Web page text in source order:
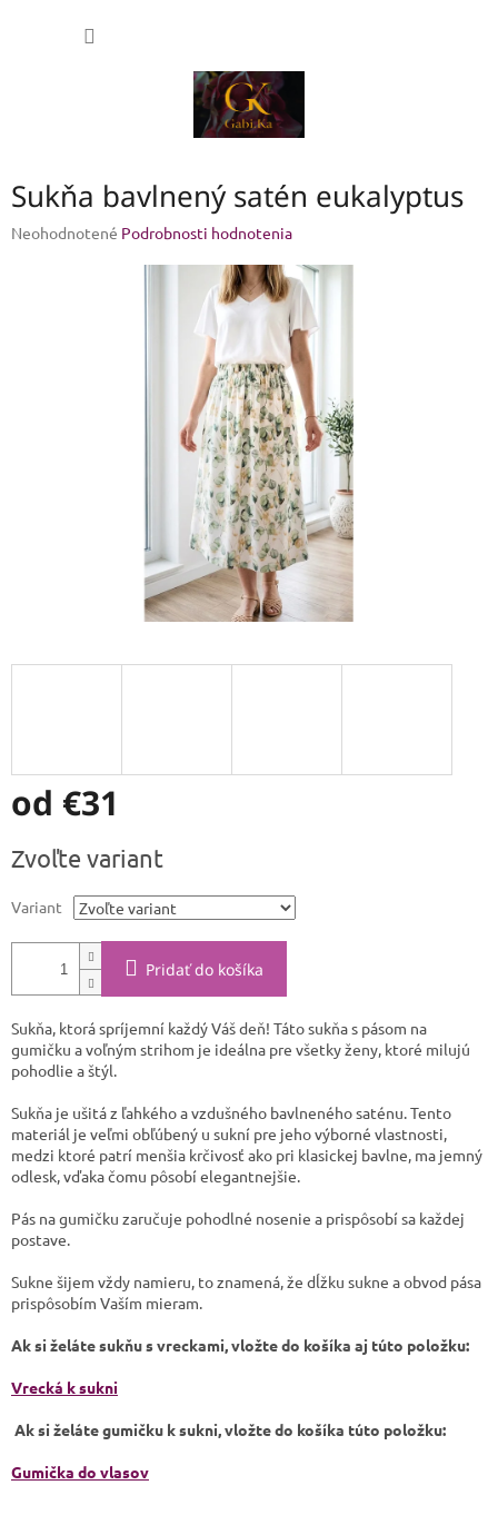
Sukňa bavlnený satén eukalyptus
Priemerné
Neohodnotené Podrobnosti hodnotenia
od €31
cena:
Zvoľte variant
Variant
Pridať do košíka
Sukňa, ktorá spríjemní každý Váš deň! Táto sukňa s pásom na
gumičku a voľným strihom je ideálna pre všetky ženy, ktoré milujú
pohodlie a štýl.
Sukňa je ušitá z ľahkého a vzdušného bavlneného saténu. Tento
materiál je veľmi obľúbený u sukní pre jeho výborné vlastnosti,
medzi ktoré patrí menšia krčivosť ako pri klasickej bavlne, ma jemný
odlesk, vďaka čomu pôsobí elegantnejšie.
Pás na gumičku zaručuje pohodlné nosenie a prispôsobí sa každej
postave.
Sukne šijem vždy namieru, to znamená, že dĺžku sukne a obvod pása
prispôsobím Vaším mieram.
Ak si želáte sukňu s vreckami, vložte do košíka aj túto položku:
Vrecká k sukni
Ak si želáte gumičku k sukni, vložte do košíka túto položku:
Gumička do vlasov